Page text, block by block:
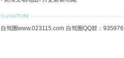
自驾圈www.023115.com 自驾圈QQ群：